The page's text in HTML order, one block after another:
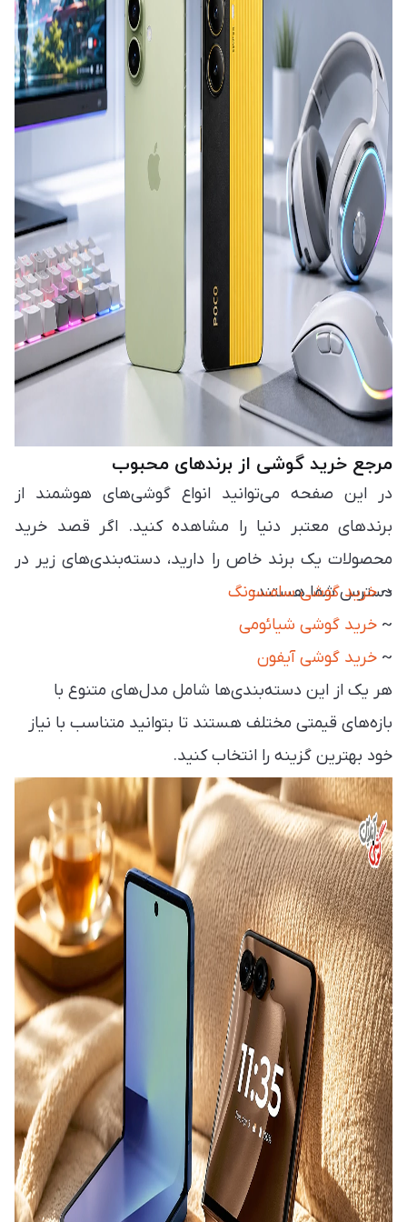
مرجع خرید گوشی از برندهای محبوب
در این صفحه می‌توانید انواع گوشی‌های هوشمند از
برندهای معتبر دنیا را مشاهده کنید. اگر قصد خرید
محصولات یک برند خاص را دارید، دسته‌بندی‌های زیر در
دسترس شما هستند:
~خرید گوشی سامسونگ
~ خرید گوشی شیائومی
~ خرید گوشی آیفون
هر یک از این دسته‌بندی‌ها شامل مدل‌های متنوع با
بازه‌های قیمتی مختلف هستند تا بتوانید متناسب با نیاز
خود بهترین گزینه را انتخاب کنید.